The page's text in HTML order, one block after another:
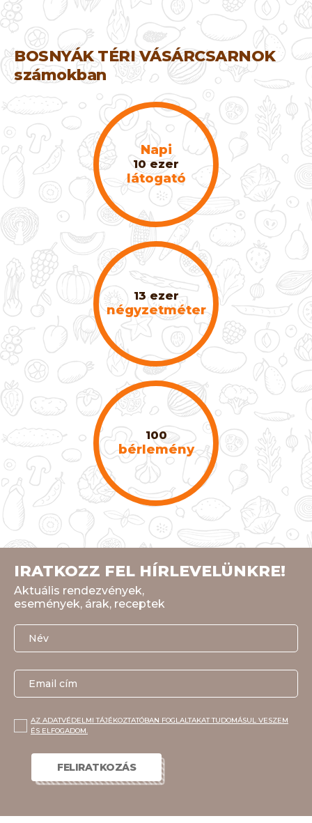
BOSNYÁK TÉRI VÁSÁRCSARNOK
számokban
Napi
10 ezer
látogató
13 ezer
négyzetméter
100
bérlemény
IRATKOZZ FEL HÍRLEVELÜNKRE!
Aktuális rendezvények,
események, árak, receptek
AZ ADATVÉDELMI TÁJÉKOZTATÓBAN FOGLALTAKAT TUDOMÁSUL VESZEM
ÉS ELFOGADOM.
FELIRATKOZÁS